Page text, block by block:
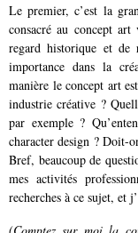
Le premier, c’est la
consacré au concept
regard historique et de
importance dans la
manière le concept art
industrie créative ?
par exemple ?
character design ? Doit-
Bref, beaucoup de
mes activités
recherches à ce sujet, et